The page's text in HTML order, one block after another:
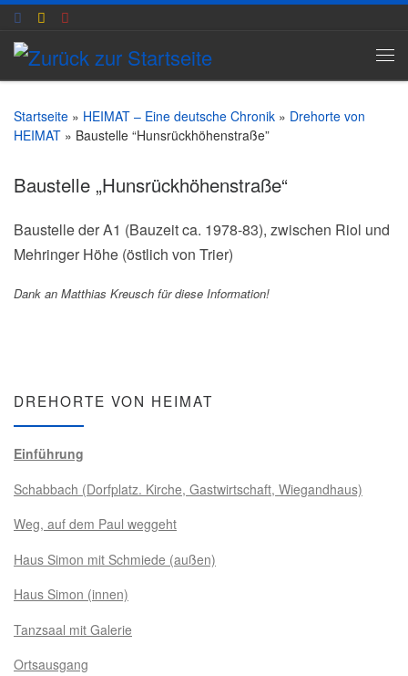
Zum Inhalt springen
Startseite » HEIMAT – Eine deutsche Chronik » Drehorte von
HEIMAT » Baustelle “Hunsrückhöhenstraße”
Baustelle „Hunsrückhöhenstraße“
Baustelle der A1 (Bauzeit ca. 1978-83), zwischen Riol und
Mehringer Höhe (östlich von Trier)
Dank an Matthias Kreusch für diese Information!
DREHORTE VON HEIMAT
Einführung
Schabbach (Dorfplatz. Kirche, Gastwirtschaft, Wiegandhaus)
Weg, auf dem Paul weggeht
Haus Simon mit Schmiede (außen)
Haus Simon (innen)
Tanzsaal mit Galerie
Ortsausgang